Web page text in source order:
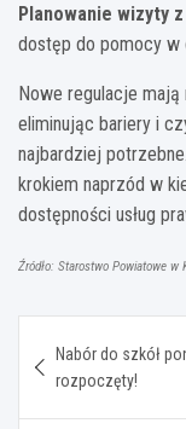
Planowanie wizyty
dostęp do pomocy w
Nowe regulacje mają
eliminując bariery i
najbardziej
krokiem naprzód w
dostępności usług
Źródło: Starostwo Powiatowe w
wpisu
Nabór do szkół
rozpoczęty!